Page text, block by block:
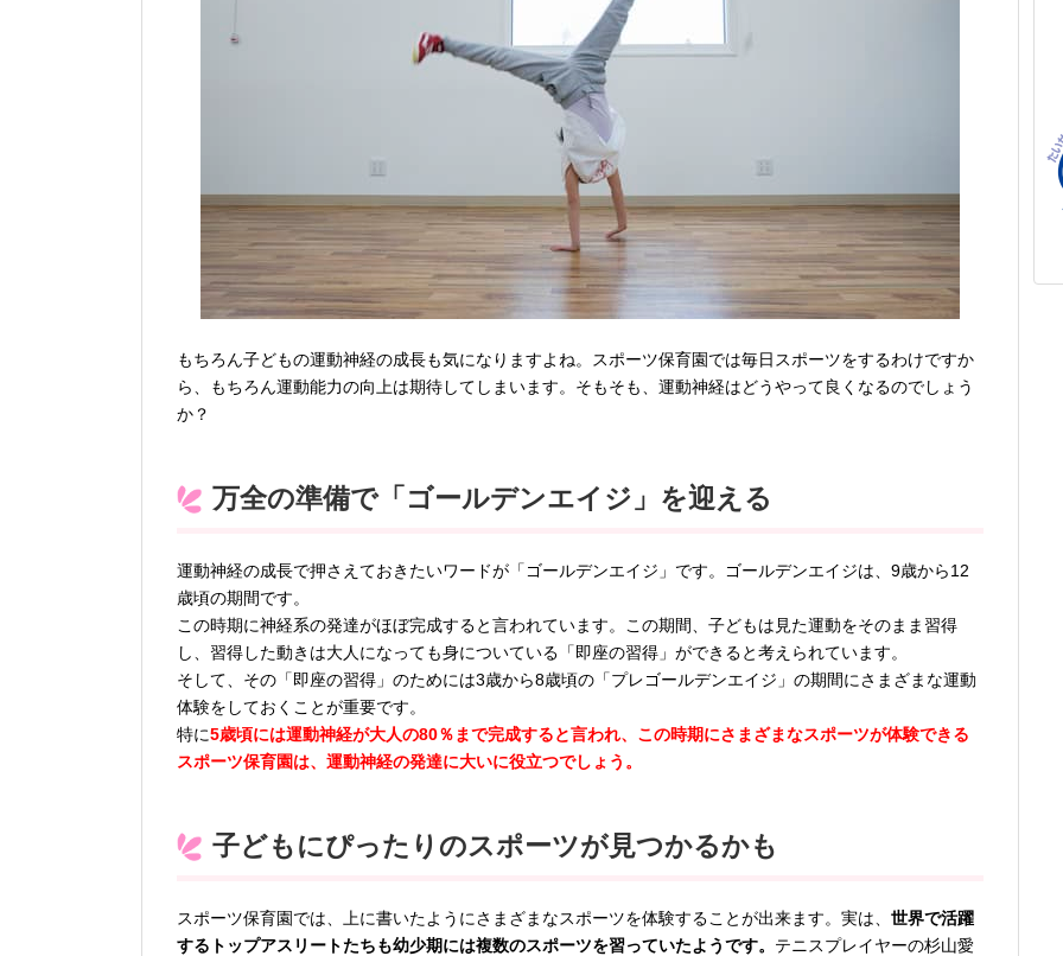
もちろん子どもの運動神経の成長も気になりますよね。スポーツ保育園では毎日スポーツをするわけですか
ら、もちろん運動能力の向上は期待してしまいます。そもそも、運動神経はどうやって良くなるのでしょう
か？
万全の準備で「ゴールデンエイジ」を迎える
運動神経の成長で押さえておきたいワードが「ゴールデンエイジ」です。ゴールデンエイジは、9歳から12
歳頃の期間です。
この時期に神経系の発達がほぼ完成すると言われています。この期間、子どもは見た運動をそのまま習得
し、習得した動きは大人になっても身についている「即座の習得」ができると考えられています。
そして、その「即座の習得」のためには3歳から8歳頃の「プレゴールデンエイジ」の期間にさまざまな運動
体験をしておくことが重要です。
特に5歳頃には運動神経が大人の80％まで完成すると言われ、この時期にさまざまなスポーツが体験できる
スポーツ保育園は、運動神経の発達に大いに役立つでしょう。
子どもにぴったりのスポーツが見つかるかも
スポーツ保育園では、上に書いたようにさまざまなスポーツを体験することが出来ます。実は、 世界で活躍
するトップアスリートたちも幼少期には複数のスポーツを習っていたようです。 テニスプレイヤーの杉山愛